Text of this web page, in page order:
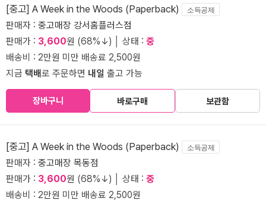
[중고] A Week in the Woods (Paperback) 소득공제
판매자 : 중고매장 강서홈플러스점
판매가 : 3,600원 (68%↓) │ 상태 : 중
배송비 : 2만원 미만 배송료 2,500원
지금 택배로 주문하면 내일 출고 가능
장바구니 바로구매 보관함
[중고] A Week in the Woods (Paperback) 소득공제
판매자 : 중고매장 목동점
판매가 : 3,600원 (68%↓) │ 상태 : 중
배송비 : 2만원 미만 배송료 2,500원